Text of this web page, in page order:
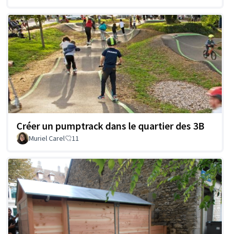
Créer un pumptrack dans le quartier des 3B
Muriel Carel 11